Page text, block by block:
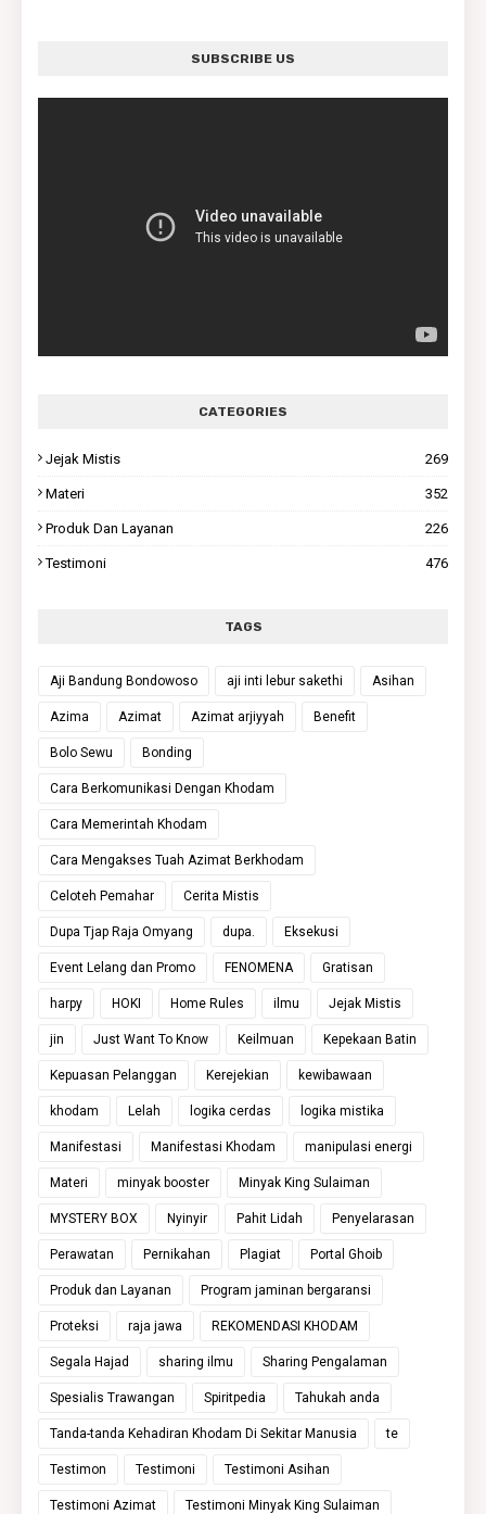
SUBSCRIBE US
CATEGORIES
Jejak Mistis 269
Materi 352
Produk Dan Layanan 226
Testimoni 476
TAGS
Aji Bandung Bondowoso aji inti lebur sakethi Asihan
Azima Azimat Azimat arjiyyah Benefit
Bolo Sewu Bonding
Cara Berkomunikasi Dengan Khodam
Cara Memerintah Khodam
Cara Mengakses Tuah Azimat Berkhodam
Celoteh Pemahar Cerita Mistis
Dupa Tjap Raja Omyang dupa. Eksekusi
Event Lelang dan Promo FENOMENA Gratisan
harpy HOKI Home Rules ilmu Jejak Mistis
jin Just Want To Know Keilmuan Kepekaan Batin
Kepuasan Pelanggan Kerejekian kewibawaan
khodam Lelah logika cerdas logika mistika
Manifestasi Manifestasi Khodam manipulasi energi
Materi minyak booster Minyak King Sulaiman
MYSTERY BOX Nyinyir Pahit Lidah Penyelarasan
Perawatan Pernikahan Plagiat Portal Ghoib
Produk dan Layanan Program jaminan bergaransi
Proteksi raja jawa REKOMENDASI KHODAM
Segala Hajad sharing ilmu Sharing Pengalaman
Spesialis Trawangan Spiritpedia Tahukah anda
Tanda-tanda Kehadiran Khodam Di Sekitar Manusia te
Testimon Testimoni Testimoni Asihan
Testimoni Azimat Testimoni Minyak King Sulaiman